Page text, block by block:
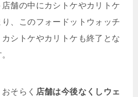
舗の中にカシトケやカリトケ
、このフォードットウォッチ
シトケやカリトケも終了とな
そらく 店舗は今後なくしウェ